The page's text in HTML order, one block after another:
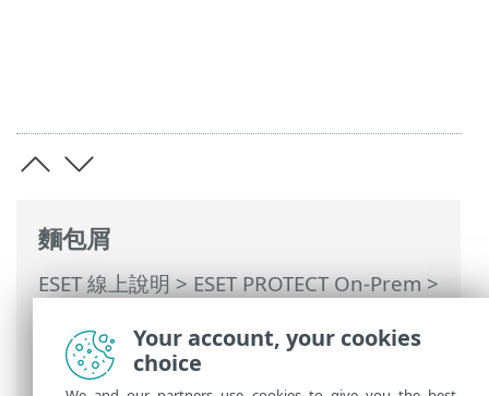
麵包屑
ESET 線上說明>ESET PROTECT On-Prem>
PROTECT On-Prem 主功能表>工作>用戶
端工作> 軟體安裝
Your account, your cookies
choice